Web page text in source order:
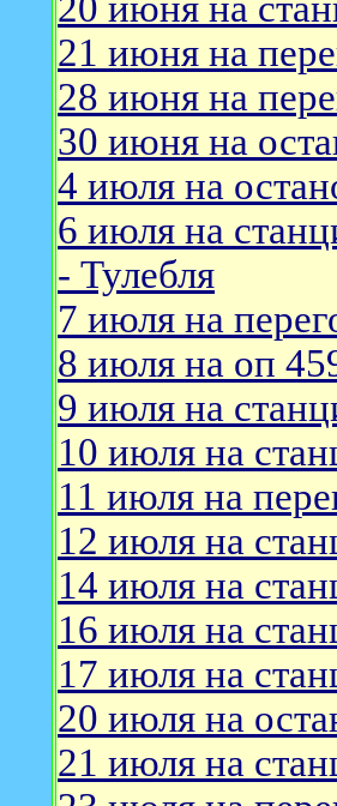
21 июня на
28 июня на
30 июня на
4 июля на
6 июля на
- Тулебля
7 июля на
8 июля на оп
9 июля на
10 июля на
11 июля на
12 июля на
14 июля на
16 июля на
17 июля на
20 июля на
21 июля на